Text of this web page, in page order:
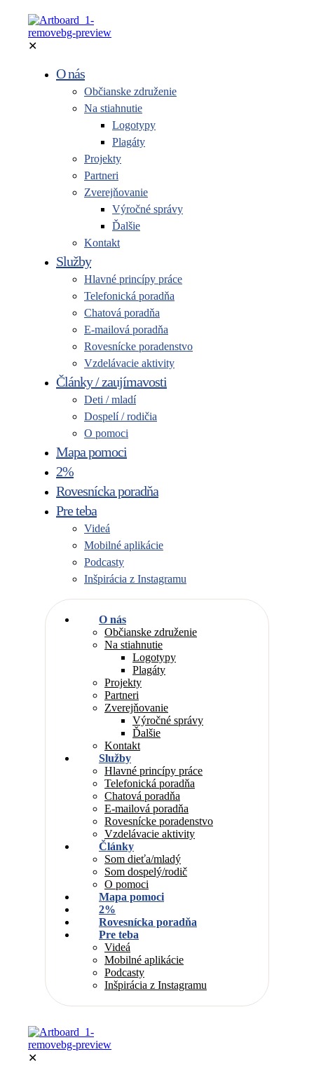
✕
O nás
Občianske združenie
Na stiahnutie
Logotypy
Plagáty
Projekty
Partneri
Zverejňovanie
Výročné správy
Ďalšie
Kontakt
Služby
Hlavné princípy práce
Telefonická poradňa
Chatová poradňa
E-mailová poradňa
Rovesnícke poradenstvo
Vzdelávacie aktivity
Články / zaujímavosti
Deti / mladí
Dospelí / rodičia
O pomoci
Mapa pomoci
2%
Rovesnícka poradňa
Pre teba
Videá
Mobilné aplikácie
Podcasty
Inšpirácia z Instagramu
O nás
Občianske združenie
Na stiahnutie
Logotypy
Plagáty
Projekty
Partneri
Zverejňovanie
Výročné správy
Ďalšie
Kontakt
Služby
Hlavné princípy práce
Telefonická poradňa
Chatová poradňa
E-mailová poradňa
Rovesnícke poradenstvo
Vzdelávacie aktivity
Články
Som dieťa/mladý
Som dospelý/rodič
O pomoci
Mapa pomoci
2%
Rovesnícka poradňa
Pre teba
Videá
Mobilné aplikácie
Podcasty
Inšpirácia z Instagramu
✕